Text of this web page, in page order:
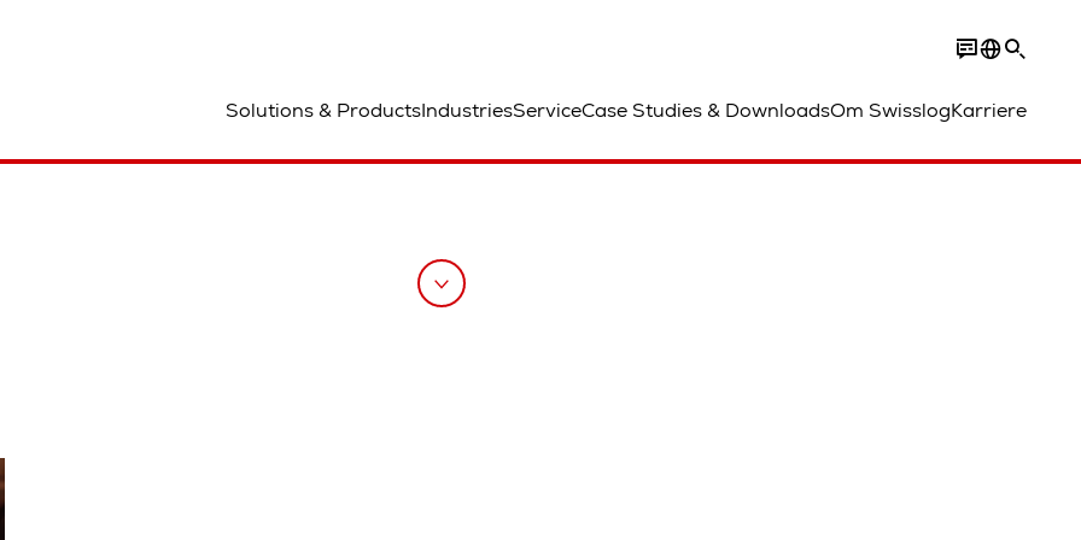
Solutions & ProductsIndustriesServiceCase Studies & DownloadsOm SwisslogKarriere